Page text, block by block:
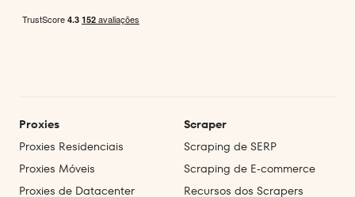
Proxies
Proxies Residenciais
Proxies Móveis
Proxies de Datacenter
Scraper
Scraping de SERP
Scraping de E‑commerce
Recursos dos Scrapers